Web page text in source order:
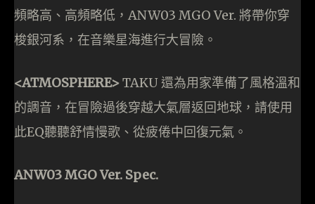
頻略高、高頻略低，ANW03 MGO Ver. 將帶你穿
梭銀河系，在音樂星海進行大冒險。
<ATMOSPHERE>TAKU 還為用家準備了風格溫和
的調音，在冒險過後穿越大氣層返回地球，請使用
此EQ聽聽舒情慢歌、從疲倦中回復元氣。
ANW03 MGO Ver. Spec.